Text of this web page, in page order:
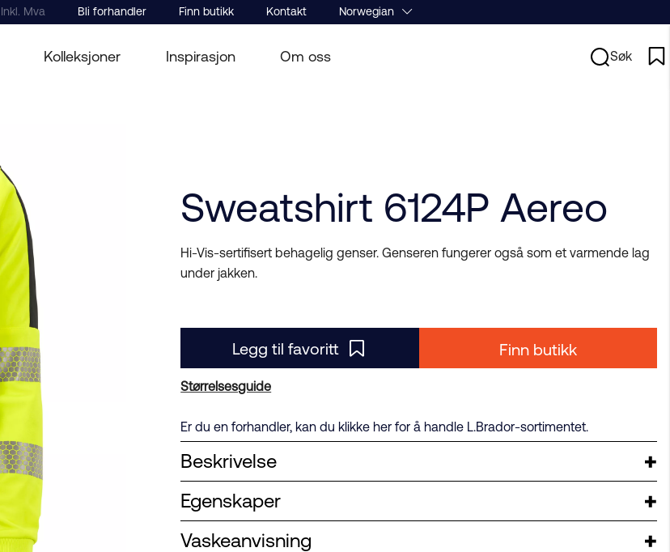
Inkl. Mva Bli forhandler Finn butikk Kontakt Norwegian
Kolleksjoner Inspirasjon Om oss Søk
Sweatshirt 6124P Aereo
Hi-Vis-sertifisert behagelig genser. Genseren fungerer også som et varmende lag
under jakken.
Legg til favoritt Finn butikk
Størrelsesguide
Er du en forhandler, kan du klikke her for å handle L.Brador-sortimentet.
Beskrivelse
Egenskaper
Vaskeanvisning